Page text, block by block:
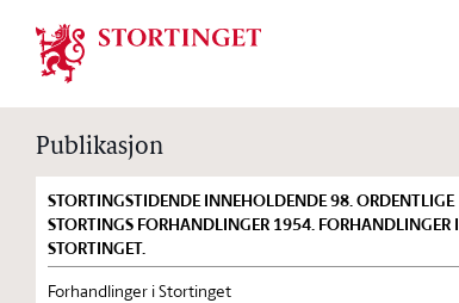
Stortinget.no
Publikasjon
STORTINGSTIDENDE INNEHOLDENDE 98. ORDENTLIGE
STORTINGS FORHANDLINGER 1954. FORHANDLINGER I
STORTINGET.
Forhandlinger i Stortinget